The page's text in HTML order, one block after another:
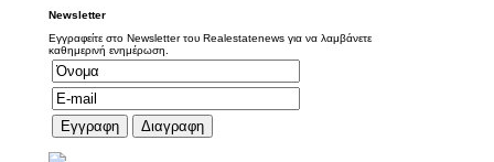
Newsletter
Εγγραφείτε στο Newsletter του Realestatenews για να λαμβάνετε
καθημερινή ενημέρωση.